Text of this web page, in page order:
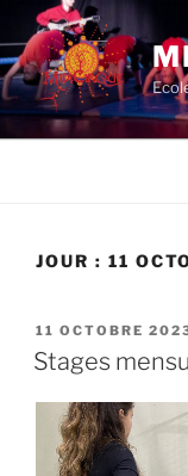
Aller
au
contenu
principal
JOUR : 11
PUBLIÉ
LE
11 OCTOBRE
Stages